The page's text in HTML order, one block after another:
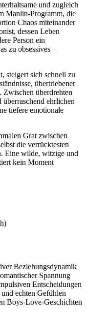
und zugleich
Manlin-Programm, die
Chaos miteinander
dessen Leben
Person ein
zu obsessives –
steigert sich schnell zu
übertriebener
Zwischen überdrehten
ehrlichen
tiefere emotionale
Grat zwischen
die verrücktesten
Eine wilde, witzige und
kein Moment
Beziehungsdynamik
Spannung
Entscheidungen
echten Gefühlen
Boys-Love-Geschichten